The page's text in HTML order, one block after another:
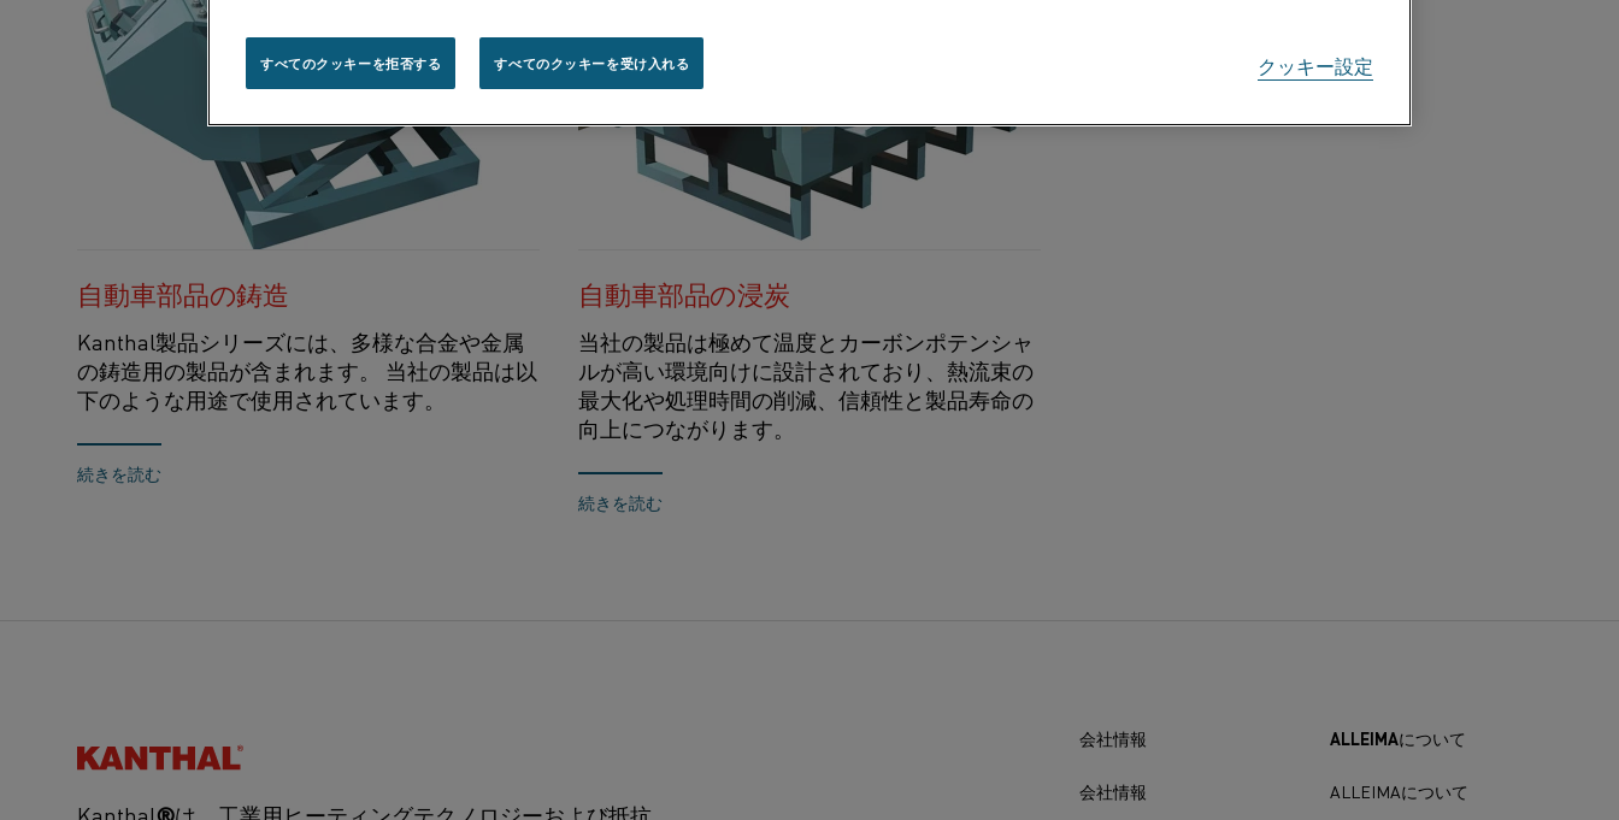
自動車部品の鋳造
Kanthal製品シリーズには、多様な合金や金属
の鋳造用の製品が含まれます。 当社の製品は以
下のような用途で使用されています。
続きを読む
自動車部品の浸炭
当社の製品は極めて温度とカーボンポテンシャ
ルが高い環境向けに設計されており、熱流束の
最大化や処理時間の削減、信頼性と製品寿命の
向上につながります。
続きを読む
Kanthal® 会社情報
会社情報
ALLEIMAについて
ALLEIMAについて
クッキー設定
すべてのクッキーを拒否する すべてのクッキーを受け入れる